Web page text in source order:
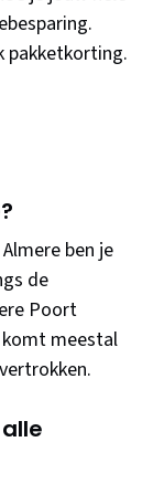
pakketkorting.
ben je
de
Poort
komt meestal